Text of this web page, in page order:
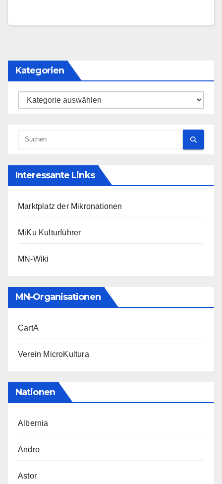
Kategorien
Kategorien
Interessante Links
Marktplatz der Mikronationen
MiKu Kulturführer
MN-Wiki
MN-Organisationen
CartA
Verein MicroKultura
Nationen
Albernia
Andro
Astor